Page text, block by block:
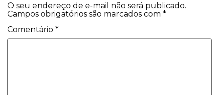
O seu endereço de e-mail não será publicado.
Campos obrigatórios são marcados com *
Comentário *